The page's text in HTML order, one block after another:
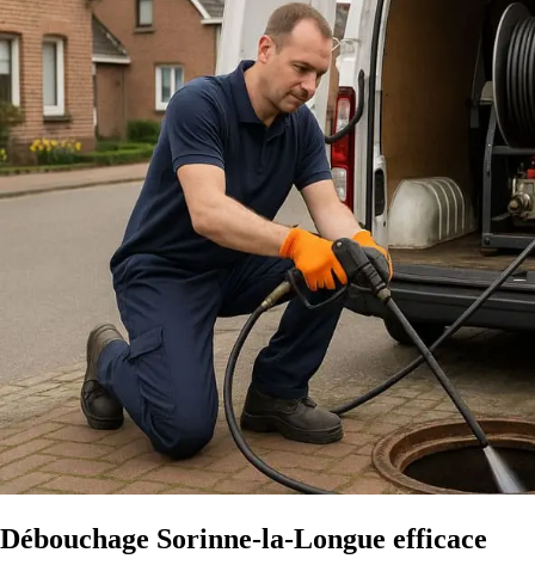
Débouchage Sorinne-la-Longue efficace